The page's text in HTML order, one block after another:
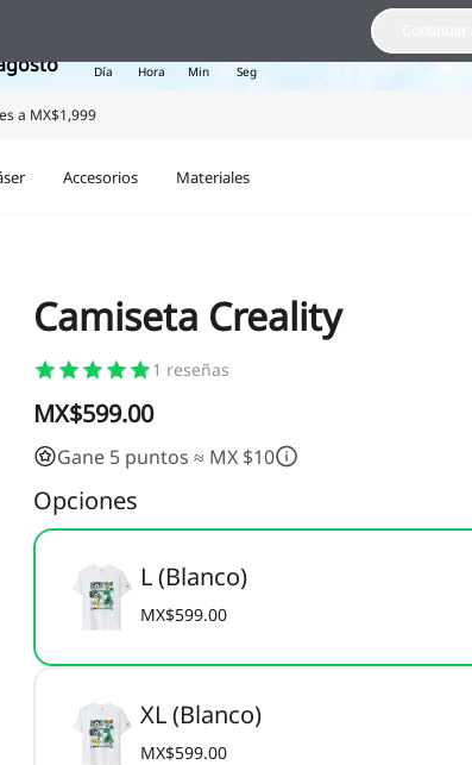
Día Hora Min Seg
Accesorios Materiales
Camiseta Creality
1 reseñas
MX$599.00
Gane 5 puntos ≈ MX $10
Opciones
L (Blanco)
MX$599.00
XL (Blanco)
MX$599.00